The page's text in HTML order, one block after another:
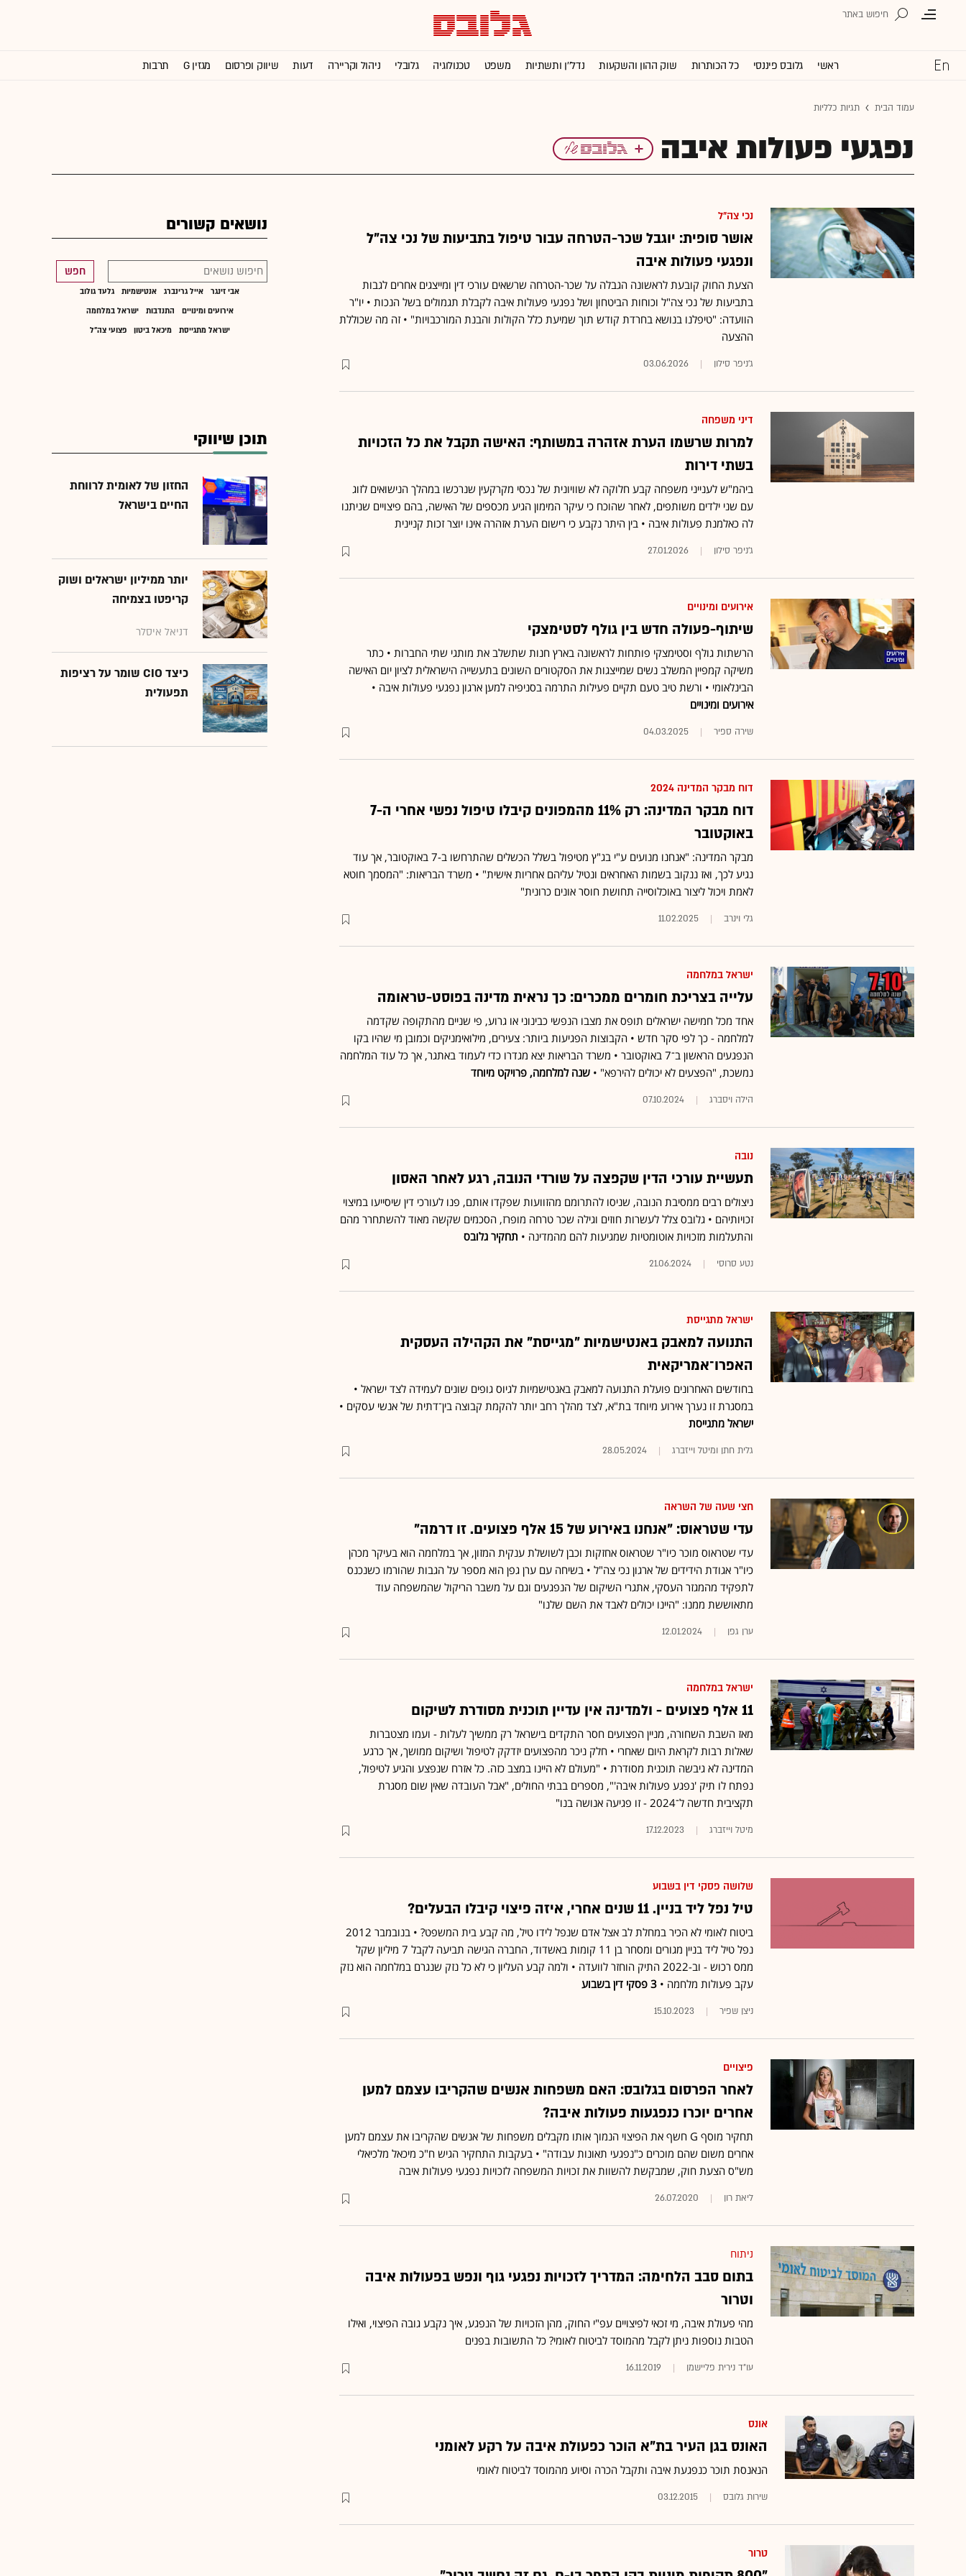
ראשי גלובס פיננסי כל הכותרות שוק ההון והשקעות נדל''ן ותשתיות משפט טכנולוגיה גלובלי ניהול וקריירה דעות שיווק ופרסום מגזין G תרבות
עמוד הבית תגיות כלליות
נפגעי פעולות איבה
נכי צה"ל
אושר סופית: יוגבל שכר-הטרחה עבור טיפול בתביעות של נכי צה"ל
ונפגעי פעולות איבה
הצעת החוק קובעת לראשונה הגבלה על שכר-הטרחה שרשאים עורכי דין ומייצגים אחרים לגבות
בתביעות של נכי צה"ל וכוחות הביטחון ושל נפגעי פעולות איבה לקבלת תגמולים בשל הנכות • יו"ר
הוועדה: "טיפלנו בנושא בחרדת קודש תוך שמיעת כלל הקולות והבנת המורכבויות" • זה מה שכוללת
ההצעה
ג'ניפר סילון 03.06.2026
דיני משפחה
למרות שרשמו הערת אזהרה במשותף: האישה תקבל את כל הזכויות
בשתי דירות
ביהמ"ש לענייני משפחה קבע חלוקה לא שוויונית של נכסי מקרקעין שנרכשו במהלך הנישואים לזוג
עם שני ילדים משותפים, לאחר שהוכח כי עיקר המימון הגיע מכספים של האישה, בהם פיצויים שניתנו
לה כאלמנת פעולות איבה • בין היתר נקבע כי רישום הערת אזהרה אינו יוצר זכות קניינית
ג'ניפר סילון 27.01.2026
אירועים ומינויים
שיתוף-פעולה חדש בין גולף לסטימצקי
הרשתות גולף וסטימצקי פותחות לראשונה בארץ חנות שתשלב את מותגי שתי החברות • כתר
משיקה קמפיין המשלב נשים שמייצגות את הסקטורים השונים בתעשייה הישראלית לציון יום האישה
הבינלאומי • ורשת טיב טעם תקיים פעילות התרמה בסניפיה למען ארגון נפגעי פעולות איבה •
אירועים ומינויים
שירה ספיר 04.03.2025
דוח מבקר המדינה 2024
דוח מבקר המדינה: רק 11% מהמפונים קיבלו טיפול נפשי אחרי ה-7
באוקטובר
מבקר המדינה: "אנחנו מנועים ע"י בג"ץ מטיפול בשלל הכשלים שהתרחשו ב-7 באוקטובר, אך עוד
נגיע לכך, ואז ננקוב בשמות האחראים ונטיל עליהם אחריות אישית" • משרד הבריאות: "המסמך חוטא
לאמת ויכול ליצור באוכלוסייה תחושת חוסר אונים כרונית"
גלי וינרב 11.02.2025
ישראל במלחמה
עלייה בצריכת חומרים ממכרים: כך נראית מדינה בפוסט-טראומה
אחד מכל חמישה ישראלים תופס את מצבו הנפשי כבינוני או גרוע, פי שניים מהתקופה שקדמה
למלחמה - כך לפי סקר חדש • הקבוצות הפגיעות ביותר: צעירים, מילואימניקים וכמובן מי שהיו בקו
הנפגעים הראשון ב־7 באוקטובר • משרד הבריאות יצא מגדרו כדי לעמוד באתגר, אך כל עוד המלחמה
נמשכת, "הפצעים לא יכולים להירפא" • שנה למלחמה, פרויקט מיוחד
הילה ויסברג 07.10.2024
נובה
תעשיית עורכי הדין שקפצה על שורדי הנובה, רגע לאחר האסון
ניצולים רבים ממסיבת הנובה, שניסו להתרומם מהזוועות שפקדו אותם, פנו לעורכי דין שיסייעו במיצוי
זכויותיהם • גלובס צלל לעשרות חוזים וגילה שכר טרחה מופרז, הסכמים שקשה מאוד להשתחרר מהם
והתעלמות מזכויות אוטומטיות שמגיעות להם מהמדינה • תחקיר גלובס
נטע סרוסי 21.06.2024
ישראל מתגייסת
התנועה למאבק באנטישמיות "מגייסת" את הקהילה העסקית
האפרו־אמריקאית
בחודשים האחרונים פועלת התנועה למאבק באנטישמיות לגיוס גופים שונים לעמידה לצד ישראל •
במסגרת זו נערך אירוע מיוחד בת"א, לצד מהלך רחב יותר להקמת קבוצה בין־דתית של אנשי עסקים •
ישראל מתגייסת
גלית חתן ומיטל וייזברג 28.05.2024
חצי שעה של השראה
עדי שטראוס: "אנחנו באירוע של 15 אלף פצועים. זו דרמה"
עדי שטראוס מוכר כיו"ר שטראוס אחזקות וכבן לשושלת ענקית המזון, אך במלחמה הוא בעיקר מכהן
כיו"ר אגודת הידידים של ארגון נכי צה"ל • בשיחה עם ערן גפן הוא מספר על הגבות שהורמו כשנכנס
לתפקיד מהמגזר העסקי, אתגרי השיקום של הנפגעים וגם על משבר הריקול שהמשפחה עוד
מתאוששת ממנו: "היינו יכולים לאבד את השם שלנו"
ערן גפן 12.01.2024
ישראל במלחמה
11 אלף פצועים - ולמדינה אין עדיין תוכנית מסודרת לשיקום
מאז השבת השחורה, מניין הפצועים חסר התקדים בישראל רק ממשיך לעלות - ועמו מצטברות
שאלות רבות לקראת היום שאחרי • חלק ניכר מהפצועים יזדקק לטיפול ושיקום ממושך, אך כרגע
המדינה לא גיבשה תוכנית מסודרת • "מעולם לא היינו במצב כזה. כל אזרח שנפצע והגיע לטיפול,
נפתח לו תיק 'נפגע פעולות איבה'", מספרים בבתי החולים, "אבל העובדה שאין שום מסגרת
תקציבית חדשה ל־2024 - זו פגיעה אנושה בנו"
מיטל וייזברג 17.12.2023
שלושה פסקי דין בשבוע
טיל נפל ליד בניין. 11 שנים אחרי, איזה פיצוי קיבלו הבעלים?
ביטוח לאומי לא הכיר במחלת לב אצל אדם שנפל לידו טיל, מה קבע בית המשפט? • בנובמבר 2012
נפל טיל ליד בניין מגורים ומסחר בן 11 קומות באשדוד, החברה הגישה תביעה לקבל 7 מיליון שקל
ממס רכוש - וב-2022 התיק הוחזר לוועדה • ולמה קבע העליון כי לא כל נזק שנגרם במלחמה הוא נזק
עקב פעולות מלחמה • 3 פסקי דין בשבוע
ניצן שפיר 15.10.2023
פיצויים
לאחר הפרסום בגלובס: האם משפחות אנשים שהקריבו עצמם למען
אחרים יוכרו כנפגעות פעולות איבה?
תחקיר מוסף G חשף את הפיצוי הנמוך אותו מקבלים משפחות של אנשים שהקריבו את עצמם למען
אחרים משום שהם מוכרים כ"נפגעי תאונות עבודה" • בעקבות התחקיר הגיש ח"כ מיכאל מלכיאלי
מש"ס הצעת חוק, שמבקשת להשוות את זכויות המשפחה לזכויות נפגעי פעולות איבה
ליאת רון 26.07.2020
ניתוח
בתום סבב הלחימה: המדריך לזכויות נפגעי גוף ונפש בפעולות איבה
וטרור
מהי פעולת איבה, מי זכאי לפיצויים עפ"י החוק, מהן הזכויות של הנפגע, איך נקבע גובה הפיצוי, ואילו
הטבות נוספות ניתן לקבל מהמוסד לביטוח לאומי? כל התשובות בפנים
עו"ד נירית פליישמן 16.11.2019
אונס
האונס בגן העיר בת"א הוכר כפעולת איבה על רקע לאומני
הנאנסת תוכר כנפגעת איבה ותקבל הכרה וסיוע מהמוסד לביטוח לאומי
שירות גלובס 03.12.2015
טרור
נושאים קשורים
חפש
אבי זינגר אייל גרינברג אנטישמיות
גלעד גולוב
אירועים ומינויים
התנדבות
ישראל במלחמה
ישראל מתגייסת
מיכאל ביטון פצועי צה"ל
תוכן שיווקי
החזון של לאומית לרווחת
החיים בישראל
יותר ממיליון ישראלים ושוק
קריפטו בצמיחה
דניאל איסלר
כיצד CIO שומר על רציפות
תפעולית